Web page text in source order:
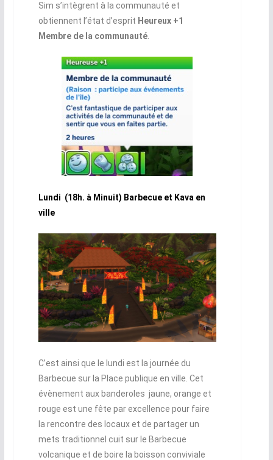
Sim s’intègrent à la communauté et
obtiennent l’état d’esprit Heureux +1
Membre de la communauté.
Lundi (18h. à Minuit) Barbecue et Kava en
ville
C’est ainsi que le lundi est la journée du
Barbecue sur la Place publique en ville. Cet
évènement aux banderoles jaune, orange et
rouge est une fête par excellence pour faire
la rencontre des locaux et de partager un
mets traditionnel cuit sur le Barbecue
volcanique et de boire la boisson conviviale